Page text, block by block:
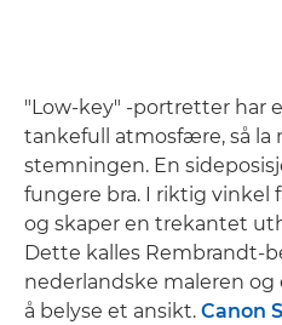
"Low-key" -portretter har
tankefull atmosfære, så la
stemningen. En
fungere bra. I riktig vinkel
og skaper en trekantet
Dette kalles Rembrandt-
nederlandske maleren
å belyse et ansikt. Canon